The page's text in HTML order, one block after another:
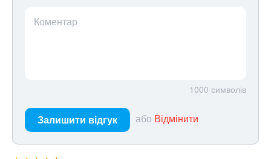
Коментар
1000 символів
Залишити відгук або Відмінити